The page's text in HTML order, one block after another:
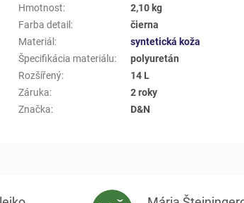
Hmotnost:
2,10 kg
Farba detail :
čierna
Materiál :
syntetická koža
Špecifikácia materiálu:
polyuretán
Rozšířený:
14 L
Záruka:
2 roky
Značka: D&N